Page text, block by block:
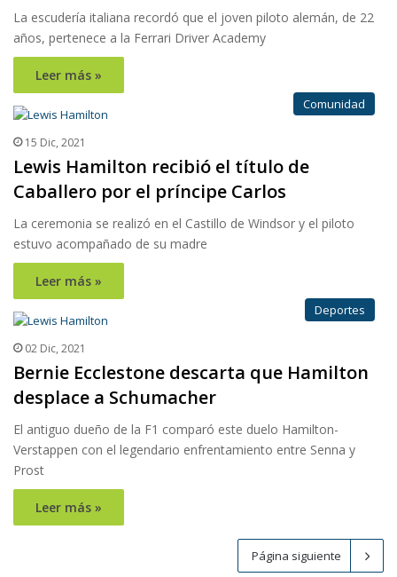
La escudería italiana recordó que el joven piloto alemán, de 22
años, pertenece a la Ferrari Driver Academy
Leer más »
Comunidad
15 Dic, 2021
Lewis Hamilton recibió el título de
Caballero por el príncipe Carlos
La ceremonia se realizó en el Castillo de Windsor y el piloto
estuvo acompañado de su madre
Leer más »
Deportes
02 Dic, 2021
Bernie Ecclestone descarta que Hamilton
desplace a Schumacher
El antiguo dueño de la F1 comparó este duelo Hamilton-
Verstappen con el legendario enfrentamiento entre Senna y
Prost
Leer más »
Página siguiente